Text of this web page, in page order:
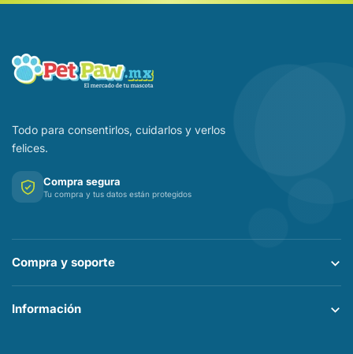
Todo para consentirlos, cuidarlos y verlos
felices.
Compra segura
Tu compra y tus datos están protegidos
Compra y soporte
Información